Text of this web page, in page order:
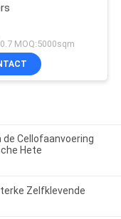
MOQ:5000sqm
Cellofaanvoering
Hete
Zelfklevende